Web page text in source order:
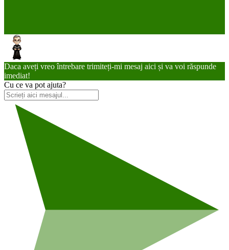
Daca aveți vreo întrebare trimiteți-mi mesaj aici și va voi răspunde
imediat!
Cu ce va pot ajuta?